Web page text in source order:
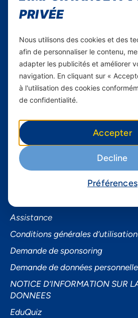
Axian Telecom
Services
Services Mobiles
Business
Smartphones
Informations utiles
À propos de Yas FAQ
Assistance
Conditions générales d’utilisation
Demande de sponsoring
Demande de données
NOTICE D’INFORMATION SUR
DONNEES
EduQuiz
PRIVÉE
Nous utilisons des cookies et des
afin de personnaliser le contenu,
adapter les publicités et améliorer
navigation. En cliquant sur «
à l'utilisation des cookies
de confidentialité.
Accepter
Decline
Préférences